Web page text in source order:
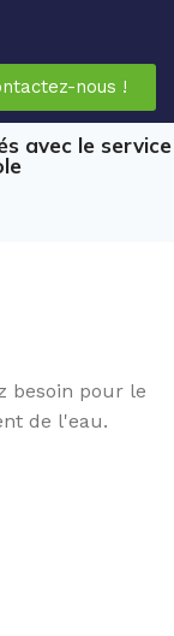
nous !
avec le service
besoin pour le
de l'eau.